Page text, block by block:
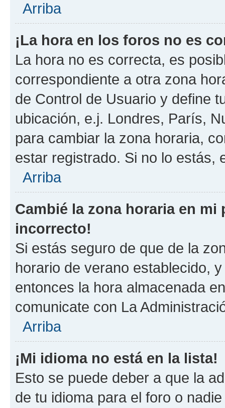
Arriba
¡La hora en los foros no es
La hora no es correcta, es
correspondiente a otra zona
de Control de Usuario y define
ubicación, e.j. Londres, París,
para cambiar la zona horaria,
estar registrado. Si no lo estás,
Arriba
Cambié la zona horaria en
incorrecto!
Si estás seguro de que de la
horario de verano establecido,
entonces la hora almacenada
comunicate con La
Arriba
¡Mi idioma no está en la lista!
Esto se puede deber a que la
de tu idioma para el foro o